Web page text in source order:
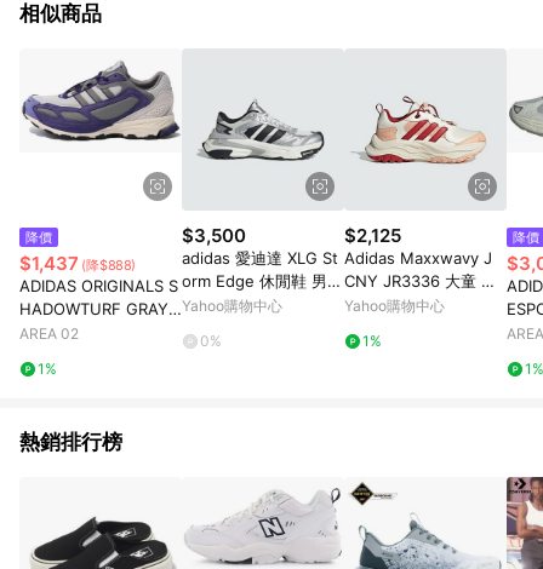
品牌聯名專區及特殊指定商品，恕不參與LINE購物點數回饋活
相似商品
降價
$1,437 (降$888)
ADIDAS ORIGINALS S
HADOWTURF GRAY
PURPLE
AREA 02
1%
$3,500
adidas 愛迪達 XLG St
orm Edge 休閒鞋 男女
鞋 白銀灰 馬牌輪胎大
Yahoo購物中心
0%
$2,125
Adidas Maxxwavy J
CNY JR3336 大童 運
動休閒鞋 緩震 舒適 穿
Yahoo購物中心
1%
降價
TE
1%
熱銷排行榜